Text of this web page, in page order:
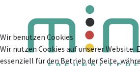
Wir benutzen Cookies
Wir nutzen Cookies auf unserer Website.
essenziell für den Betrieb der Seite,